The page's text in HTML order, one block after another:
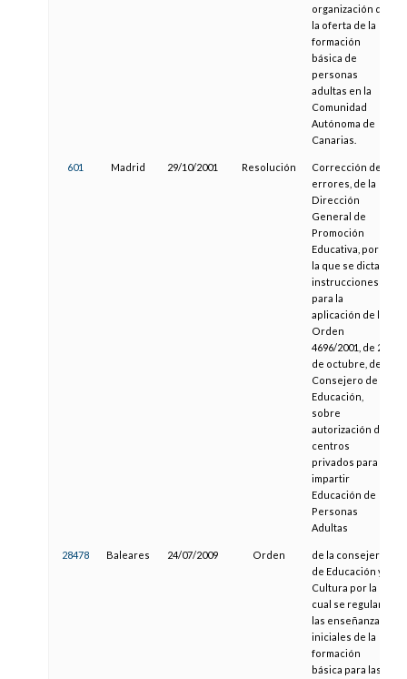
organización de
la oferta de la
formación
básica de
personas
adultas en la
Comunidad
Autónoma de
Canarias.
601 Madrid 29/10/2001 Resolución
Corrección de
errores, de la
Dirección
General de
Promoción
Educativa, por
la que se dictan
instrucciones
para la
aplicación de la
Orden
4696/2001, de 23
de octubre, del
Consejero de
Educación,
sobre
autorización de
centros
privados para
impartir
Educación de
Personas
Adultas
28478 Baleares 24/07/2009 Orden
de la consejera
de Educación y
Cultura por la
cual se regulan
las enseñanzas
iniciales de la
formación
básica para las